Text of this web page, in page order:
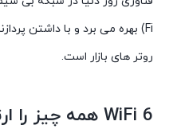
روتر های بازار است.
WiFi 6 همه چیز را ارتقا می دهد